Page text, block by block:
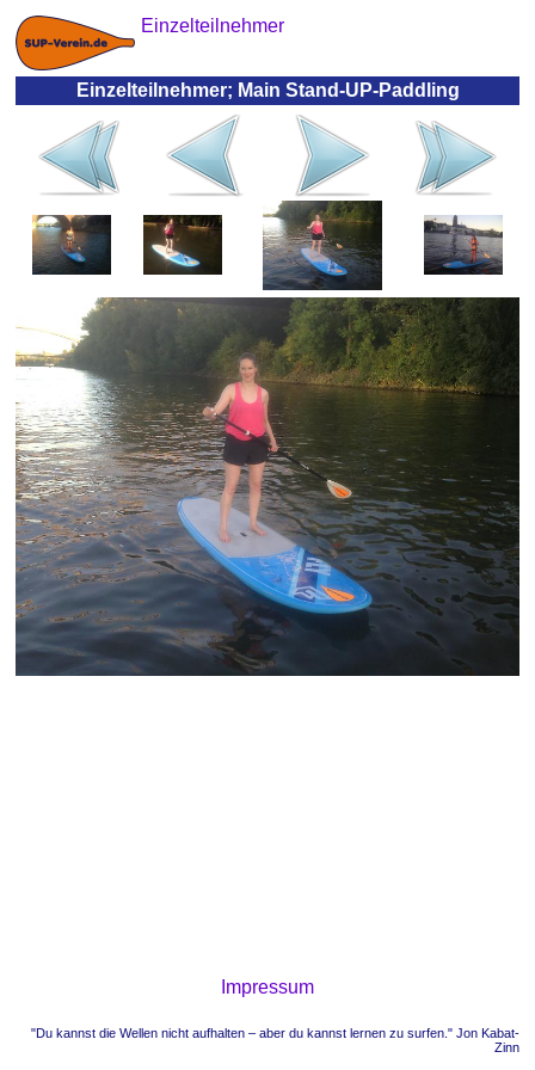
Einzelteilnehmer
Einzelteilnehmer; Main Stand-UP-Paddling
Impressum
"Du kannst die Wellen nicht aufhalten – aber du kannst lernen zu surfen." Jon Kabat-
Zinn